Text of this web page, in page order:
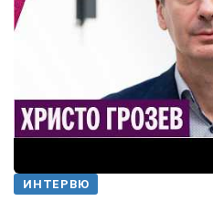
ИНТЕРВЮ